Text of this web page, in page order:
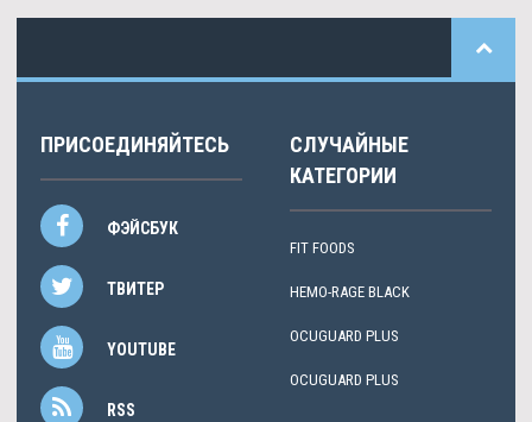
ПРИСОЕДИНЯЙТЕСЬ
ФЭЙСБУК
ТВИТЕР
YOUTUBE
RSS
СЛУЧАЙНЫЕ
КАТЕГОРИИ
FIT FOODS
HEMO-RAGE BLACK
OCUGUARD PLUS
OCUGUARD PLUS